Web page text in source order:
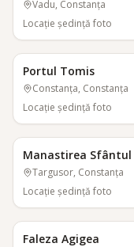
Vadu, Constanța
Locaţie şedinţă foto
Portul Tomis
Constanța, Constanța
Locaţie şedinţă foto
Manastirea Sfântul
Targusor, Constanța
Locaţie şedinţă foto
Faleza Agigea